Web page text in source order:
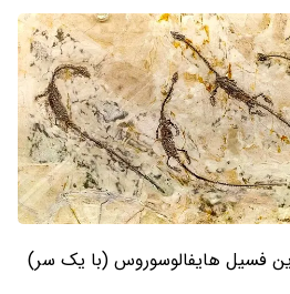
فسیل هایفالوسوروس (با یک سر)